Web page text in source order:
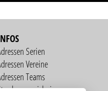
Serien
Vereine
Teams